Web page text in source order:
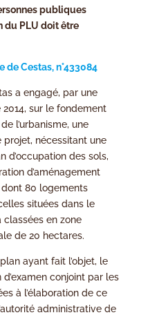
publiques
du PLU doit être
de Cestas, n°433084
a engagé, par une
sur le fondement
l’urbanisme, une
nécessitant une
d’occupation des sols,
d’aménagement
80 logements
situées dans le
en zone
de 20 hectares.
ayant fait l’objet, le
d’examen conjoint par les
à l’élaboration de ce
administrative de